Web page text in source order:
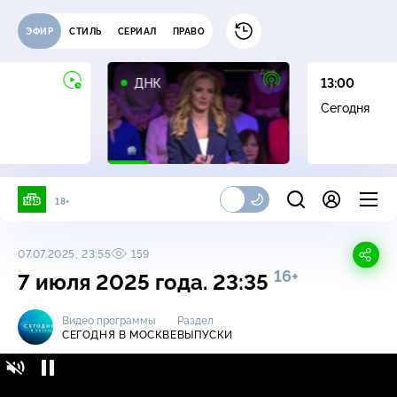
ЭФИР СТИЛЬ СЕРИАЛ ПРАВО
ДНК
16+
13:00
Сегодня
18+
07.07.2025, 23:55 159
7 июля 2025 года. 23:35 16+
Видео программы
СЕГОДНЯ В МОСКВЕ
Раздел
ВЫПУСКИ